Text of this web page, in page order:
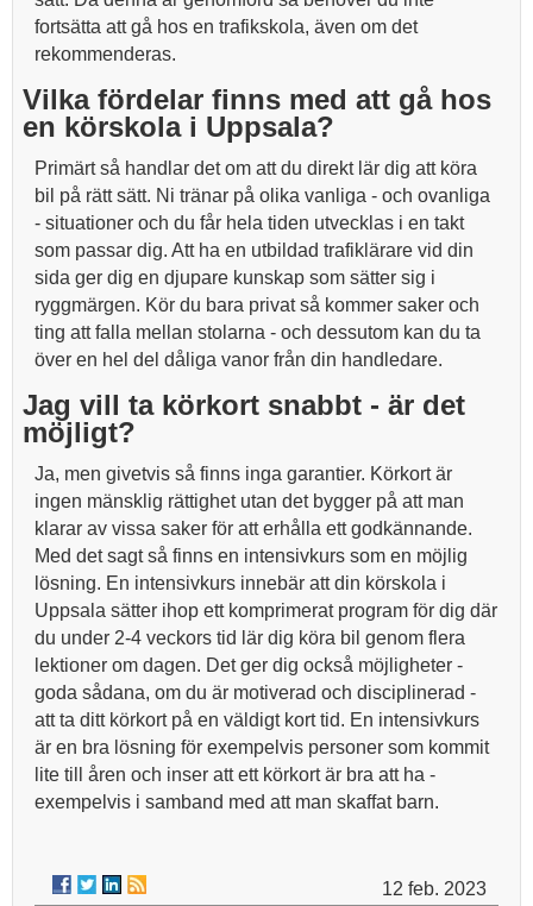
fortsätta att gå hos en trafikskola, även om det
rekommenderas.
Vilka fördelar finns med att gå hos
en körskola i Uppsala?
Primärt så handlar det om att du direkt lär dig att köra
bil på rätt sätt. Ni tränar på olika vanliga - och ovanliga
- situationer och du får hela tiden utvecklas i en takt
som passar dig. Att ha en utbildad trafiklärare vid din
sida ger dig en djupare kunskap som sätter sig i
ryggmärgen. Kör du bara privat så kommer saker och
ting att falla mellan stolarna - och dessutom kan du ta
över en hel del dåliga vanor från din handledare.
Jag vill ta körkort snabbt - är det
möjligt?
Ja, men givetvis så finns inga garantier. Körkort är
ingen mänsklig rättighet utan det bygger på att man
klarar av vissa saker för att erhålla ett godkännande.
Med det sagt så finns en intensivkurs som en möjlig
lösning. En intensivkurs innebär att din körskola i
Uppsala sätter ihop ett komprimerat program för dig där
du under 2-4 veckors tid lär dig köra bil genom flera
lektioner om dagen. Det ger dig också möjligheter -
goda sådana, om du är motiverad och disciplinerad -
att ta ditt körkort på en väldigt kort tid. En intensivkurs
är en bra lösning för exempelvis personer som kommit
lite till åren och inser att ett körkort är bra att ha -
exempelvis i samband med att man skaffat barn.
12 feb. 2023